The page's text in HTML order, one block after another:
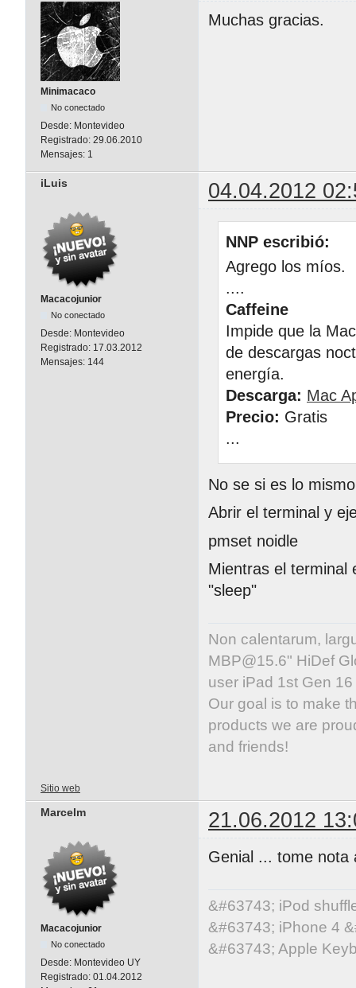
Minimacaco
No conectado
Desde: Montevideo
Registrado: 29.06.2010
Mensajes: 1
Muchas gracias.
iLuis 04.04.2012
Macacojunior
No conectado
Desde: Montevideo
Registrado: 17.03.2012
Mensajes: 144
NNP escribió:
Agrego los míos.
....
Caffeine
Impide que la
de descargas
energía.
Descarga: Mac
Precio: Gratis
...
No se si es lo
Abrir el terminal y
pmset noidle
Mientras el terminal
"sleep"
Non calentarum,
MBP@15.6" HiDef
user iPad 1st Gen 16
Our goal is to make
products we are
and friends!
Sitio web
Marcelm 21.06.2012
Macacojunior
No conectado
Desde: Montevideo UY
Registrado: 01.04.2012
Genial ... tome nota
&#63743; iPod
&#63743; iPhone 4
&#63743; Apple